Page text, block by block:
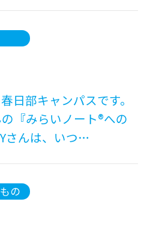
日部キャンパスです。
『みらいノート®への
さんは、いつ…
の